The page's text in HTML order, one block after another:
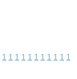
1 1 1 1 1 1 1 1 1 1 1